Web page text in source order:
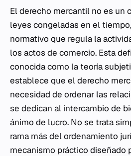
El derecho mercantil no es un
leyes congeladas en el
normativo que regula la
los actos de comercio. Esta
conocida como la teoría
establece que el derecho
necesidad de ordenar las
se dedican al intercambio de
ánimo de lucro. No se trata
rama más del ordenamiento
mecanismo práctico diseñado